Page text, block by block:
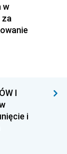
w
za
I
i